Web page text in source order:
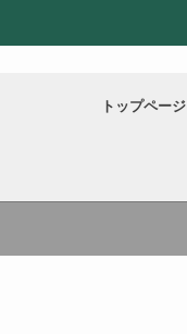
トップページ